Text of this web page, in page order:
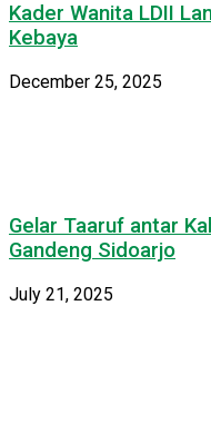
Kader Wanita LDII
Kebaya
December 25, 2025
Gelar Taaruf antar
Gandeng Sidoarjo
July 21, 2025